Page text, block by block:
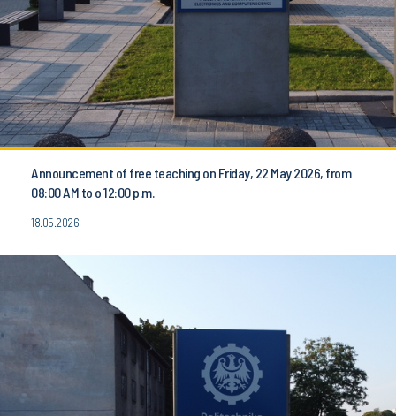
Announcement of free teaching on Friday, 22 May 2026, from
08:00 AM to o 12:00 p.m.
18.05.2026